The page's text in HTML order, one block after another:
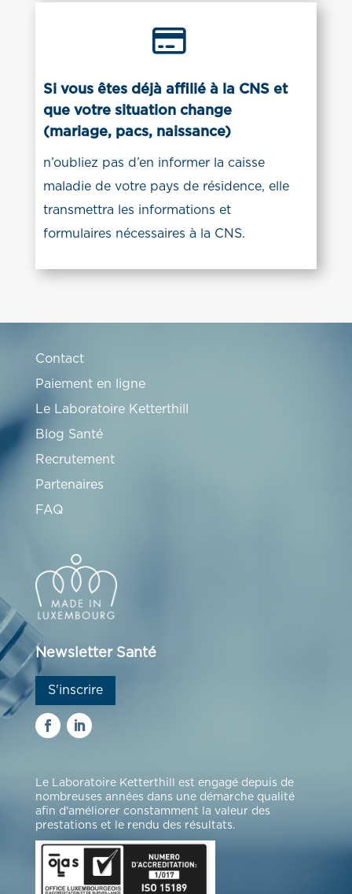

Si vous êtes déjà affilié à la CNS et
que votre situation change
(mariage, pacs, naissance)
n’oubliez pas d’en informer la caisse
maladie de votre pays de résidence, elle
transmettra les informations et
formulaires nécessaires à la CNS.
Contact
Paiement en ligne
Le Laboratoire Ketterthill
Blog Santé
Recrutement
Partenaires
FAQ
Newsletter Santé
S'inscrire
Le Laboratoire Ketterthill est engagé depuis de
nombreuses années dans une démarche qualité
afin d'améliorer constamment la valeur des
prestations et le rendu des résultats.